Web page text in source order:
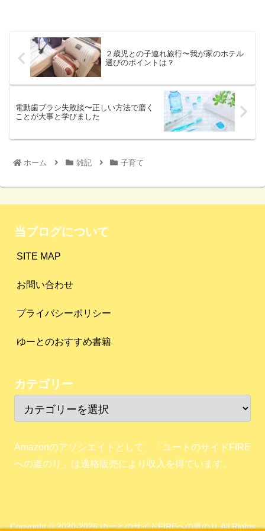
２歳児との子連れ旅行〜我が家のホテル
選びのポイントは？
電動歯ブラシ失敗談〜正しい方法で磨く
ことが大事と学びました
ホーム 雑記 子育て
当ブログについて
SITE MAP
お問い合わせ
プライバシーポリシー
ゆーとのおすすめ書籍
カテゴリー
Amazonのアソシエイトとして、「ユートのサイドFIRE
への道のり」は適格販売により収入を得ています。
Copyright © 2020-2026 ゆーとのサイドFIREへの道のり All Rights